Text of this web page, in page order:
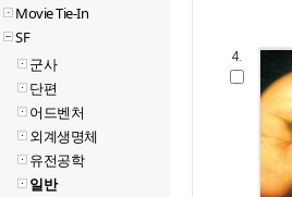
Movie Tie-In
SF
군사
단편
어드벤처
외계생명체
유전공학
일반
4.